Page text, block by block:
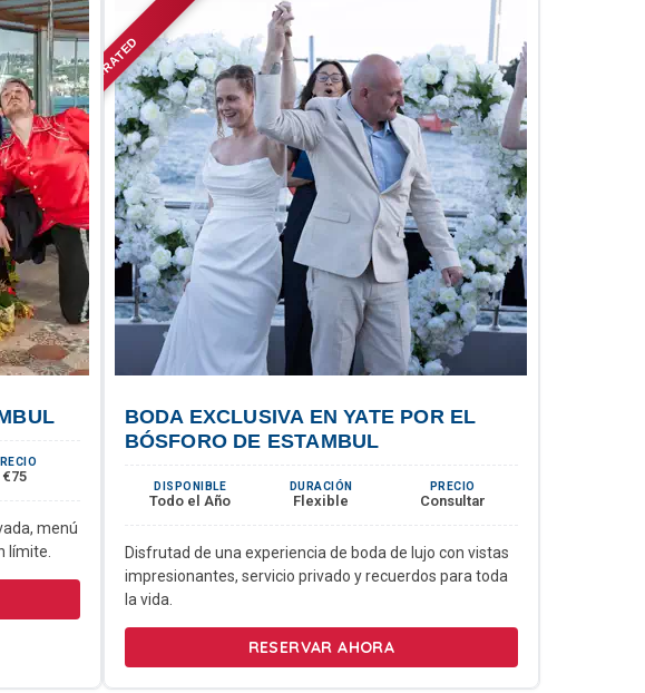
€75
menú
límite.
TOP-RATED
BODA EXCLUSIVA EN YATE POR EL
BÓSFORO DE ESTAMBUL
DISPONIBLE
Todo el Año
DURACIÓN
Flexible
PRECIO
Consultar
Disfrutad de una experiencia de boda de lujo con vistas
impresionantes, servicio privado y recuerdos para toda
la vida.
RESERVAR AHORA